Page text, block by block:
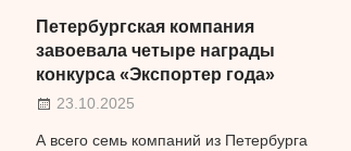
Петербургская компания
завоевала четыре награды
конкурса «Экспортер года»
23.10.2025
А всего семь компаний из Петербурга